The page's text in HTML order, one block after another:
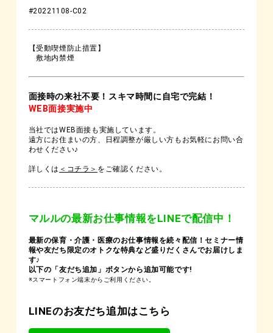
#20221108-C02
【受動喫煙防止措置】
敷地内禁煙
面接時の来社不要！スキマ時間に自宅で完結！
WEB面接実施中
当社ではWEB面接も実施しています。
遠方にお住まいの方、日程調整が厳しい方もお気軽にお問い合
わせください♪
詳しくは ＜コチラ＞ をご確認ください。
マルルの最新お仕事情報をLINEで配信中！
最新の保育・介護・医療のお仕事情報を続々配信！セミナー情
報や友だち限定のオトクな特典など盛りだくさんでお届けしま
す♪
以下の「友だち追加」ボタンから追加可能です!
※スマートフォン端末からご利用ください。
LINEのお友だち追加はこちら